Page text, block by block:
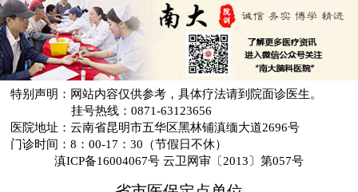
特别声明：网站内容仅供参考，具体疗法请到院面诊医生。
挂号热线：0871-63123656
医院地址：云南省昆明市五华区黑林铺滇缅大道2696号
门诊时间：8：00-17：30（节假日不休）
滇ICP备16004067号 云卫网审〔2013〕第057号